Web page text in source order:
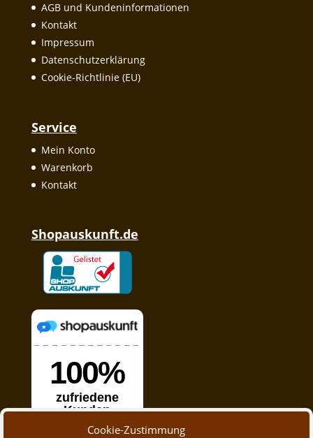
Cookie-Zustimmung
AGB und Kundeninformationen
Kontakt
Impressum
Datenschutzerklärung
Cookie-Richtlinie (EU)
Service
Mein Konto
Warenkorb
Kontakt
Shopauskunft.de